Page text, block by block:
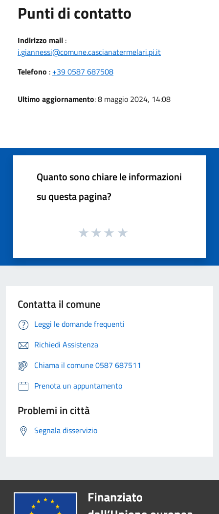
Punti di contatto
Indirizzo mail :
i.giannessi@comune.cascianatermelari.pi.it
Telefono : +39 0587 687508
Ultimo aggiornamento: 8 maggio 2024, 14:08
Quanto sono chiare le informazioni
su questa pagina?
Contatta il comune
Leggi le domande frequenti
Richiedi Assistenza
Chiama il comune 0587 687511
Prenota un appuntamento
Problemi in città
Segnala disservizio